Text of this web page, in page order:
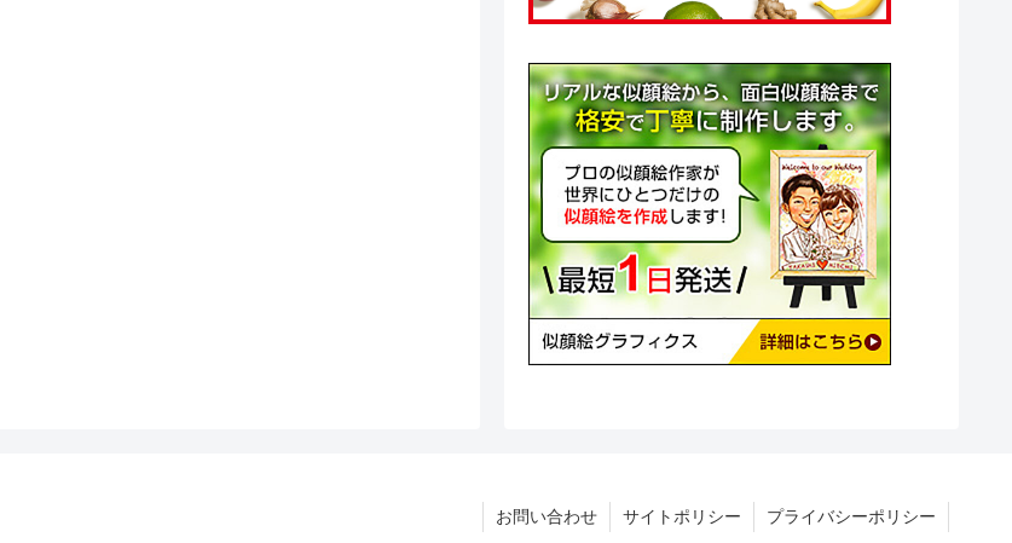
お問い合わせ サイトポリシー プライバシーポリシー